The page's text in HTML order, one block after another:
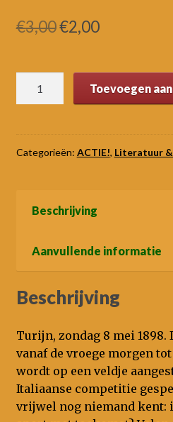
€3,00Oorspronkelijke
was:
€3,00.
€2,00Huidige
is:
€2,00.
Toevoegen
Categorieën: ACTIE!, Literatuur &
Beschrijving
Aanvullende informatie
Beschrijving
Turijn, zondag 8 mei 1898.
vanaf de vroege morgen
wordt op een veldje
Italiaanse competitie
vrijwel nog niemand kent: